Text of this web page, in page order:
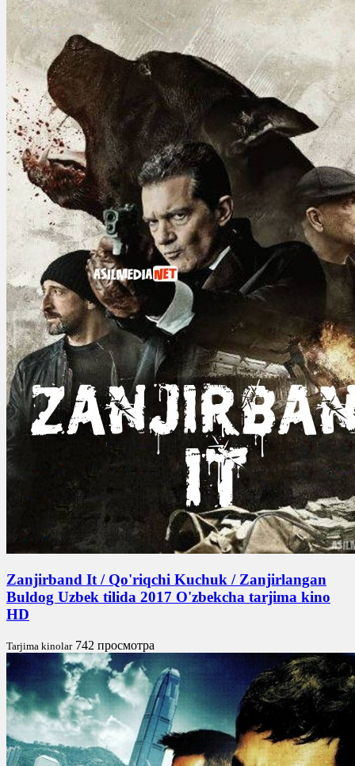
Zanjirband It / Qo'riqchi Kuchuk / Zanjirlangan
Buldog Uzbek tilida 2017 O'zbekcha tarjima kino
HD
Tarjima kinolar 742 просмотра